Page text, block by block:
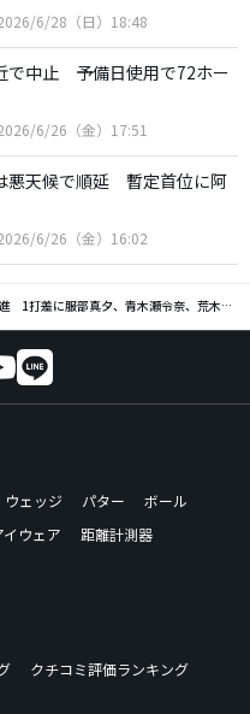
6/28（日）18:48
で中止 予備日使用で72ホー
6/26（金）17:51
悪天候で順延 暫定首位に阿
6/26（金）16:02
1打差に服部真夕、青木瀬令奈、荒木優奈
ウェッジ パター
ボール
イウェア
距離計測器
クチコミ評価ランキング